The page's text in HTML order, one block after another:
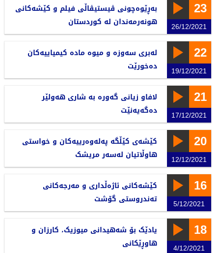
23
26/12/2021
بەڕێوەچونی ڤیستیڤاڵی فیلم و کێشەکانی
هونەرمەندان لە کوردستان
22
19/12/2021
لەبری سەوزە و میوە مادە کیمیاییەکان
دەخورێت
21
17/12/2021
لافاو زیانی گەورە بە شاری هەولێر
دەگەیەنێت
20
12/12/2021
کێشەی کێڵگە پەلەوەرییەکان و خواستی
هاوڵاتیان لەسەر مریشک
16
5/12/2021
کێشەکانی ئاژەڵداری و مەرجەکانی
تەندروستی گۆشت
18
4/12/2021
یادێک بۆ شەهیدانی میوزیک، کارزان و
هاوڕێکانی